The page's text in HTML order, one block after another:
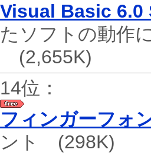
Visual Basic 6.0
たソフトの動作
(2,655K)
14位：
フィンガーフォ
ント (298K)